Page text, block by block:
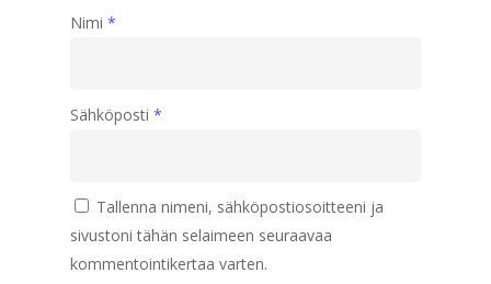
Nimi *
Sähköposti *
Tallenna nimeni, sähköpostiosoitteeni ja
sivustoni tähän selaimeen seuraavaa
kommentointikertaa varten.